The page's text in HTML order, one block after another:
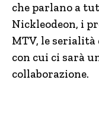
che parlano a
Nickleodeon, i
MTV, le serialità
con cui ci sarà
collaborazione.